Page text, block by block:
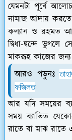
যেমনটা পূর্বে
নামাজ আদায়
কল্যান ও রহমত
দ্বিধা-দ্বন্দে
মাকরূহ কাজের জন্য
আরও পড়ুনঃ
ফজিলত
আর যদি সময়ের
সময় ব্যাতিত
রাতে বা মাঝ